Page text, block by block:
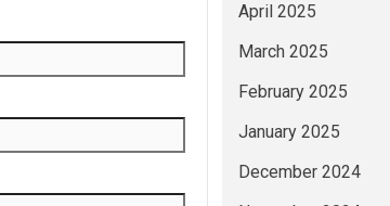
April 2025
March 2025
February 2025
January 2025
December 2024